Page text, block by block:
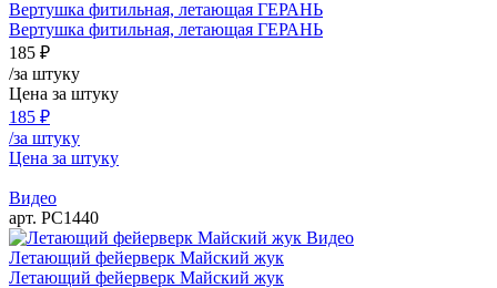
Вертушка фитильная, летающая ГЕРАНЬ
Вертушка фитильная, летающая ГЕРАНЬ
185 ₽
/за штуку
Цена за штуку
185 ₽
/за штуку
Цена за штуку
Видео
арт. РС1440
Видео
Летающий фейерверк Майский жук
Летающий фейерверк Майский жук